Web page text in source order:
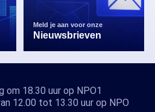
Meld je aan voor onze
Nieuwsbrieven
18.30 uur op NPO1
12.00 tot 13.30 uur op NPO